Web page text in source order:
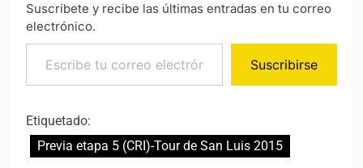
Suscríbete y recibe las últimas entradas en tu correo
electrónico.
Escribe tu correo electrónico…
Suscribirse
Etiquetado:
Previa etapa 5 (CRI)-Tour de San Luis 2015